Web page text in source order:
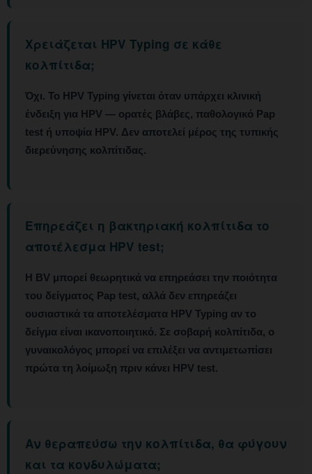
Χρειάζεται HPV Typing σε κάθε
κολπίτιδα;
Όχι. Το HPV Typing γίνεται όταν υπάρχει κλινική
ένδειξη για HPV — ορατές βλάβες, παθολογικό Pap
test ή υποψία HPV. Δεν αποτελεί μέρος της τυπικής
διερεύνησης κολπίτιδας.
Επηρεάζει η βακτηριακή κολπίτιδα το
αποτέλεσμα HPV test;
Η BV μπορεί θεωρητικά να επηρεάσει την ποιότητα
του δείγματος Pap test, αλλά δεν επηρεάζει
ουσιαστικά τα αποτελέσματα HPV Typing αν το
δείγμα είναι ικανοποιητικό. Σε σοβαρή κολπίτιδα, ο
γυναικολόγος μπορεί να επιλέξει να αντιμετωπίσει
πρώτα τη λοίμωξη πριν κάνει HPV test.
Αν θεραπεύσω την κολπίτιδα, θα φύγουν
και τα κονδυλώματα;